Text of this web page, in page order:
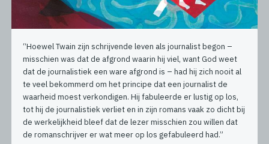
“Hoewel Twain zijn schrijvende leven als journalist begon –
misschien was dat de afgrond waarin hij viel, want God weet
dat de journalistiek een ware afgrond is – had hij zich nooit al
te veel bekommerd om het principe dat een journalist de
waarheid moest verkondigen. Hij fabuleerde er lustig op los,
tot hij de journalistiek verliet en in zijn romans vaak zo dicht bij
de werkelijkheid bleef dat de lezer misschien zou willen dat
de romanschrijver er wat meer op los gefabuleerd had.”